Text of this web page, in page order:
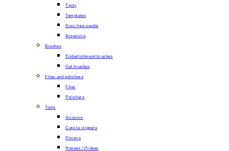
Tipsy
Templates
Dust-free swabs
Acsesoria
Brushes
Embellishment brushes
Gel brushes
Files and polishers
Files
Polishers
Tools
Scissors
Cuticle clippers
Pincers
Hooves / Probes